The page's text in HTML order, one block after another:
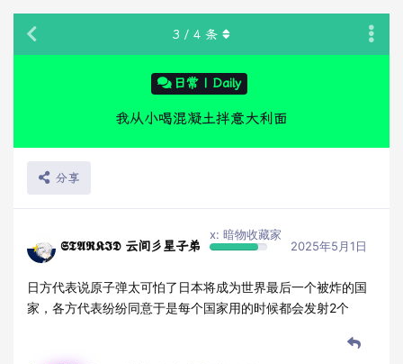
日常 | Daily
我从小喝混凝土拌意大利面
分享
3 / 4 条
𝕾𝕿𝕬𝕽𝕶𝕴𝕯 云间彡星子弟
x: 暗物收藏家
2025年5月1日
日方代表说原子弹太可怕了日本将成为世界最后一个被炸的国
家，各方代表纷纷同意于是每个国家用的时候都会发射2个